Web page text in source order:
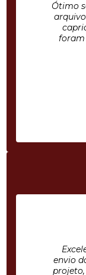
Ótimo
foram
envio